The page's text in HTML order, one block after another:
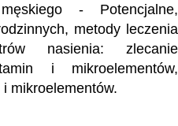
- Potencjalne,
metody leczenia
nasienia: zlecanie
i mikroelementów,
mikroelementów.